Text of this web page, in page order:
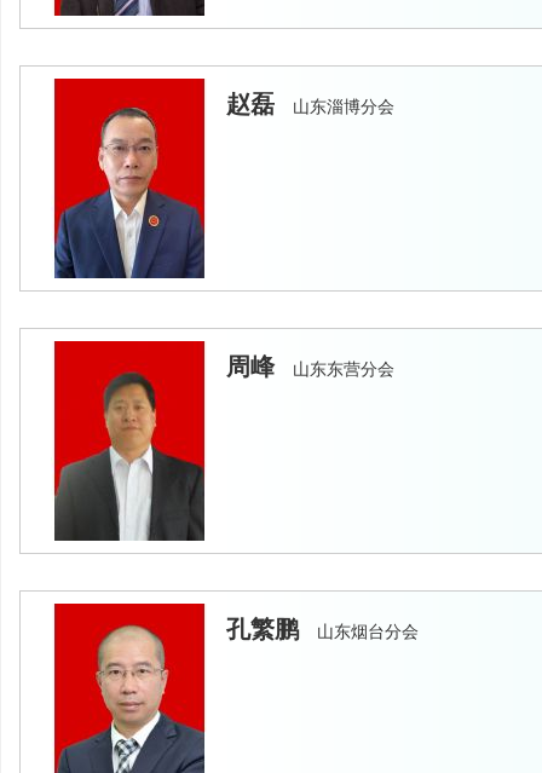
赵磊 山东淄博分会
周峰 山东东营分会
孔繁鹏 山东烟台分会